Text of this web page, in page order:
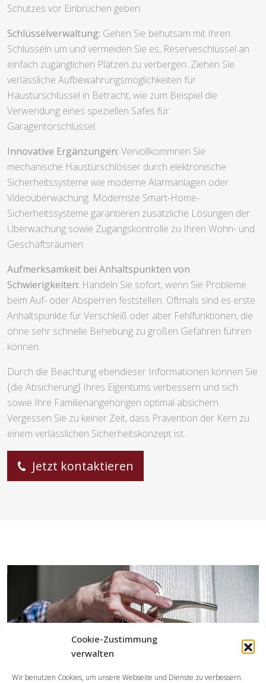
Cookie-Zustimmung
verwalten
Wir benutzen Cookies, um unsere Webseite und Dienste zu verbessern.
Schutzes vor Einbrüchen geben.
Schlüsselverwaltung: Gehen Sie behutsam mit Ihren
Schlüsseln um und vermeiden Sie es, Reserveschlüssel an
einfach zugänglichen Plätzen zu verbergen. Ziehen Sie
verlässliche Aufbewahrungsmöglichkeiten für
Haustürschlüssel in Betracht, wie zum Beispiel die
Verwendung eines speziellen Safes für
Garagentorschlüssel.
Innovative Ergänzungen: Vervollkommnen Sie
mechanische Haustürschlösser durch elektronische
Sicherheitssysteme wie moderne Alarmanlagen oder
Videoüberwachung. Modernste Smart-Home-
Sicherheitssysteme garantieren zusätzliche Lösungen der
Überwachung sowie Zugangskontrolle zu Ihren Wohn- und
Geschäftsräumen.
Aufmerksamkeit bei Anhaltspunkten von
Schwierigkeiten: Handeln Sie sofort, wenn Sie Probleme
beim Auf- oder Absperren feststellen. Oftmals sind es erste
Anhaltspunkte für Verschleiß oder aber Fehlfunktionen, die
ohne sehr schnelle Behebung zu großen Gefahren führen
können.
Durch die Beachtung ebendieser Informationen können Sie
{die Absicherung} Ihres Eigentums verbessern und sich
sowie Ihre Familienangehörigen optimal absichern.
Vergessen Sie zu keiner Zeit, dass Prävention der Kern zu
einem verlässlichen Sicherheitskonzept ist.
Jetzt kontaktieren